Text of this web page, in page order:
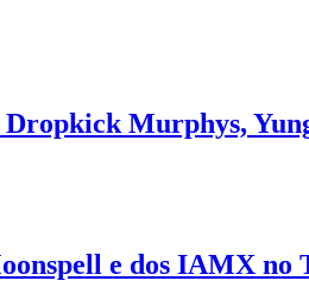
Murphys,
e dos IAMX no